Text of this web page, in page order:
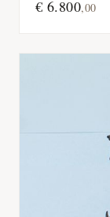
€ 6.800,00